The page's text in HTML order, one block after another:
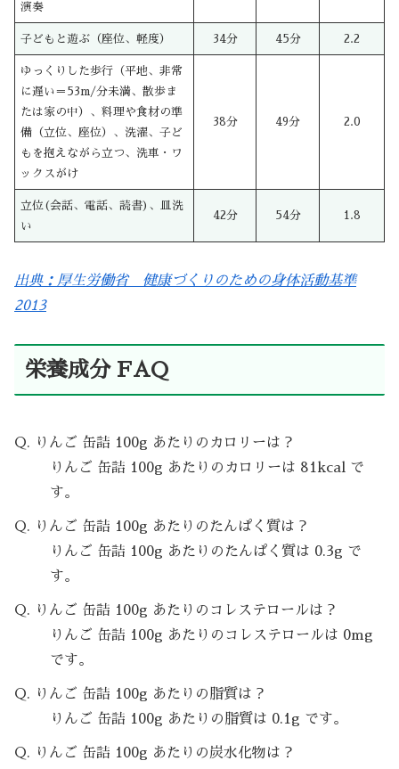
演奏
子どもと遊ぶ（座位、軽度） 34分 45分 2.2
ゆっくりした歩行（平地、非常
に遅い＝53m/分未満、散歩ま
たは家の中）、料理や食材の準
備（立位、座位）、洗濯、子ど
もを抱えながら立つ、洗車・ワ
ックスがけ
38分 49分 2.0
立位(会話、電話、読書)、皿洗
い
42分 54分 1.8
出典：厚生労働省 健康づくりのための身体活動基準
2013
栄養成分 FAQ
Q. りんご 缶詰 100g あたりのカロリーは？
りんご 缶詰 100g あたりのカロリーは 81kcal で
す。
Q. りんご 缶詰 100g あたりのたんぱく質は？
りんご 缶詰 100g あたりのたんぱく質は 0.3g で
す。
Q. りんご 缶詰 100g あたりのコレステロールは？
りんご 缶詰 100g あたりのコレステロールは 0mg
です。
Q. りんご 缶詰 100g あたりの脂質は？
りんご 缶詰 100g あたりの脂質は 0.1g です。
Q. りんご 缶詰 100g あたりの炭水化物は？